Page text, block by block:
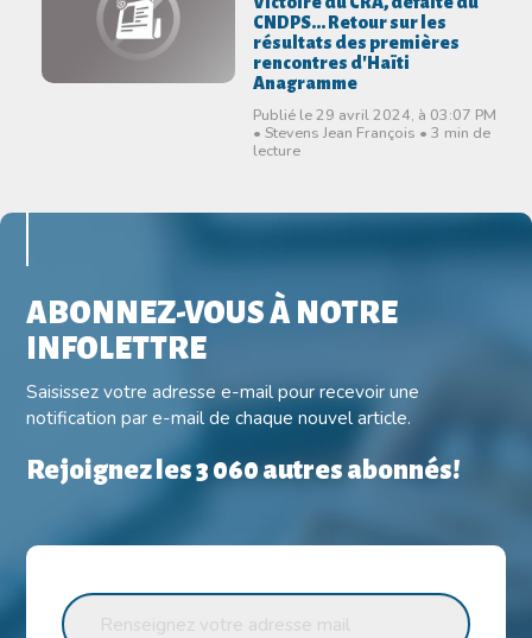
CNDPS... Retour sur les
résultats des premières
rencontres d'Haïti
Anagramme
Publié le 29 avril 2024, à 03:07 PM
• Stevens Jean François • 3 min de
lecture
ABONNEZ-VOUS À NOTRE
INFOLETTRE
Saisissez votre adresse e-mail pour recevoir une
notification par e-mail de chaque nouvel article.
Rejoignez les 3 060 autres abonnés!